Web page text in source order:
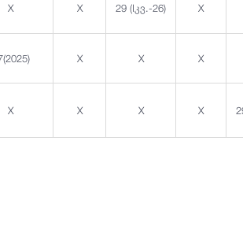
X X 29 (Iკვ.-26) X
X X X
X X X X